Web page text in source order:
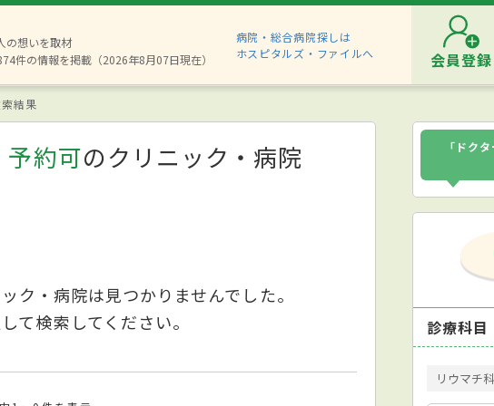
の想いを取材
件の情報を掲載（2026年8月07日現在）
病院・総合病院探しは
ホスピタルズ・ファイルへ
会員登録
結果
約可のクリニック・病院
ク・病院は見つかりませんでした。
て検索してください。
「ドク
診療科目
リウマチ科